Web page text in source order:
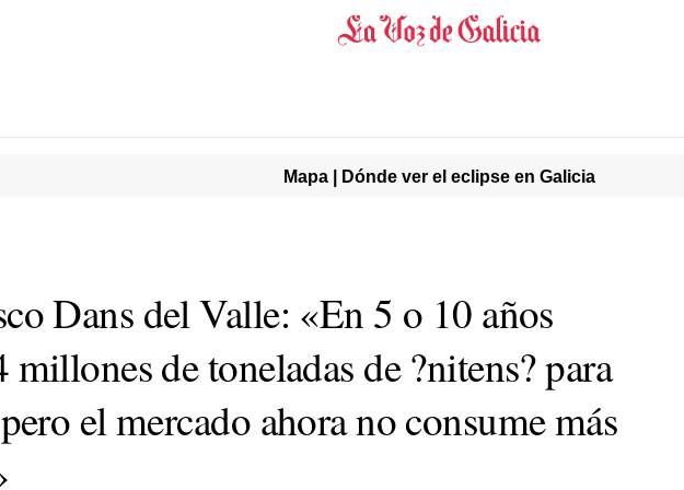
Mapa | Dónde ver el eclipse en Galicia
Dans del Valle: «En 5 o 10 años
millones de toneladas de ?nitens? para
el mercado ahora no consume más